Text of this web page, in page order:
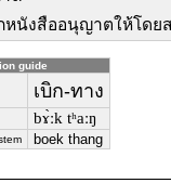
หนังสืออนุญาตให้โดย
guide
เบิก-ทาง
bɤ̀ːk tʰaːŋ
boek thang